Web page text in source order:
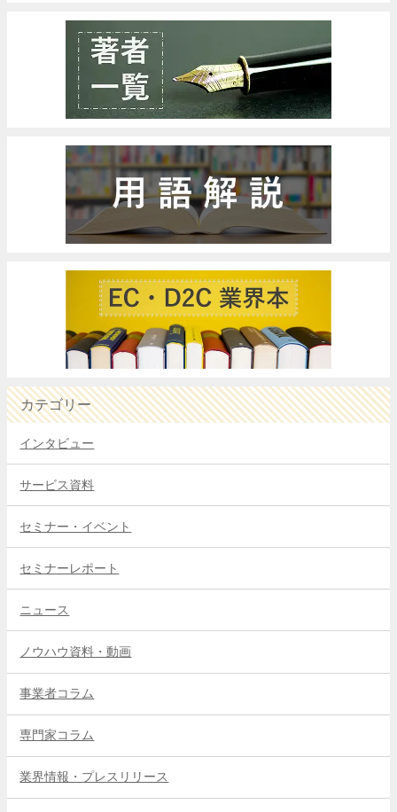
カテゴリー
インタビュー
サービス資料
セミナー・イベント
セミナーレポート
ニュース
ノウハウ資料・動画
事業者コラム
専門家コラム
業界情報・プレスリリース